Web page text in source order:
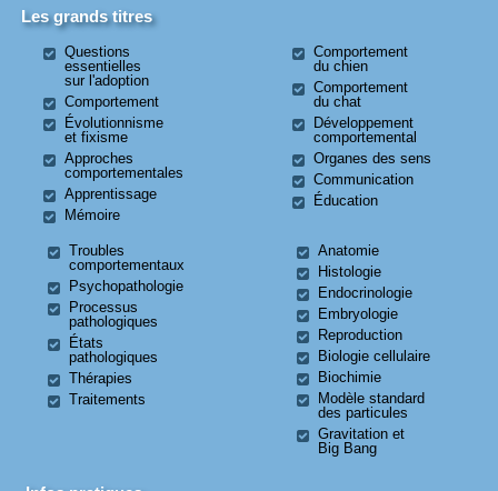
Les grands titres
Questions
essentielles
sur l'adoption
Comportement
Évolutionnisme
et fixisme
Approches
comportementales
Apprentissage
Mémoire
Comportement
du chien
Comportement
du chat
Développement
comportemental
Organes des sens
Communication
Éducation
Troubles
comportementaux
Psychopathologie
Processus
pathologiques
États
pathologiques
Thérapies
Traitements
Anatomie
Histologie
Endocrinologie
Embryologie
Reproduction
Biologie cellulaire
Biochimie
Modèle standard
des particules
Gravitation et
Big Bang